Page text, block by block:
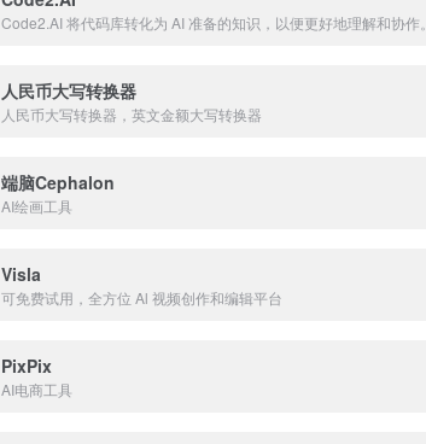
Code2.AI 将代码库转化为 AI 准备的知识，以便更好地理解和协作。
人民币大写转换器
人民币大写转换器，英文金额大写转换器
端脑Cephalon
AI绘画工具
Visla
可免费试用，全方位 Al 视频创作和编辑平台
PixPix
AI电商工具